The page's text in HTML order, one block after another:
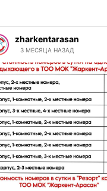
zharkentarasan
3 МЕСЯЦА НАЗАД